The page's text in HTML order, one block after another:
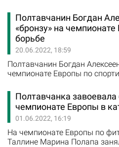
Начальник Полтавской
администрации Дмитрий
и пожелал дальнейших
уверенно победил
Приймачов защитил титул
Вроцлаве.…
Полтавчанин Богдан
«бронзу» на
борьбе
20.06.2022, 18:59
Полтавчанин Богдан
чемпионате Европы по
администрации Дмитрий
продолжают показывать
украинского духа. В
Европы по спортивной
лет. Полтавец Богдан…
Полтавчанка
чемпионате Европы в
01.06.2022, 16:19
На чемпионате Европы по
Таллине Марина Полапа